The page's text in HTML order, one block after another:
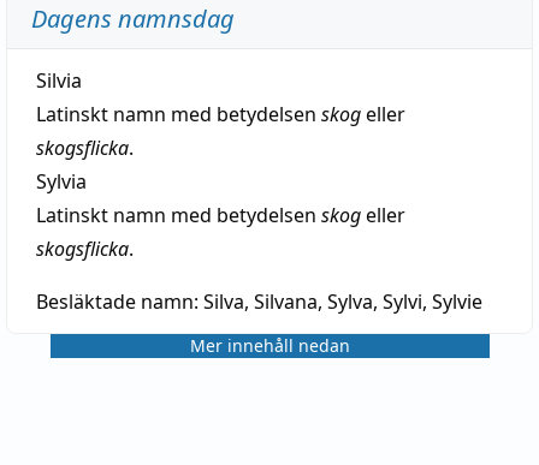
Dagens namnsdag
Silvia
Latinskt namn med betydelsen skogeller
skogsflicka.
Sylvia
Latinskt namn med betydelsen skogeller
skogsflicka.
Besläktade namn: Silva, Silvana, Sylva, Sylvi, Sylvie
Mer innehåll nedan